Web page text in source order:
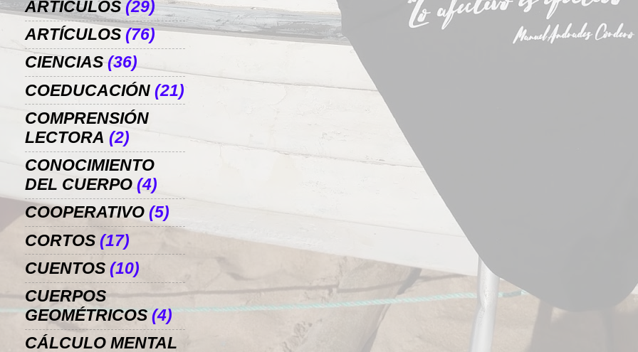
ARTICULOS (29)
ARTÍCULOS (76)
CIENCIAS (36)
COEDUCACIÓN (21)
COMPRENSIÓN
LECTORA (2)
CONOCIMIENTO
DEL CUERPO (4)
COOPERATIVO (5)
CORTOS (17)
CUENTOS (10)
CUERPOS
GEOMÉTRICOS (4)
CÁLCULO MENTAL